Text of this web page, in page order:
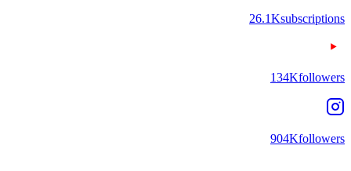
26.1Ksubscriptions
134Kfollowers
904Kfollowers